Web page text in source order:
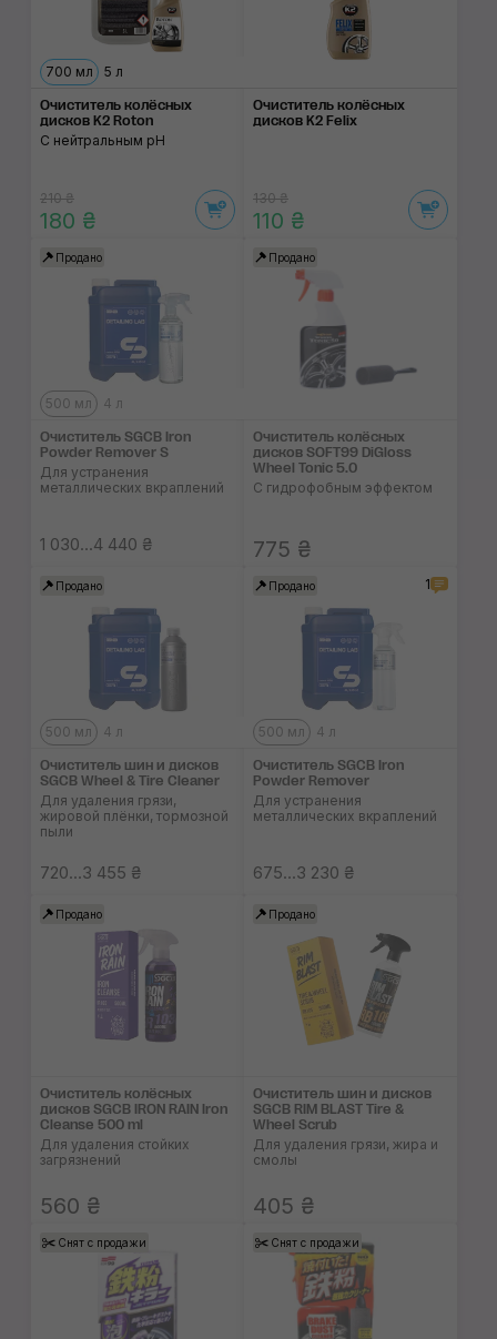
700 мл 5 л
Очиститель колёсных
дисков K2 Roton
С нейтральным pH
210 ₴
180 ₴
Очиститель колёсных
дисков K2 Felix
130 ₴
110 ₴
Продано
500 мл 4 л
Очиститель SGCB Iron
Powder Remover S
Для устранения
металлических вкраплений
1 030...4 440 ₴
Продано
Очиститель колёсных
дисков SOFT99 DiGloss
Wheel Tonic 5.0
С гидрофобным эффектом
775 ₴
Продано
500 мл 4 л
Очиститель шин и дисков
SGCB Wheel & Tire Cleaner
Для удаления грязи,
жировой плёнки, тормозной
пыли
720...3 455 ₴
Продано 1
500 мл 4 л
Очиститель SGCB Iron
Powder Remover
Для устранения
металлических вкраплений
675...3 230 ₴
Продано
Очиститель колёсных
дисков SGCB IRON RAIN Iron
Cleanse 500 ml
Для удаления стойких
загрязнений
560 ₴
Продано
Очиститель шин и дисков
SGCB RIM BLAST Tire &
Wheel Scrub
Для удаления грязи, жира и
смолы
405 ₴
Снят с продажи Снят с продажи